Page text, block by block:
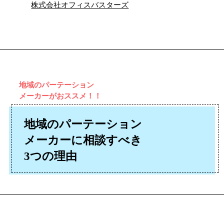
株式会社オフィスバスターズ
地域のパーテーション
メーカーがおススメ！！
地域のパーテーション
メーカーに相談すべき
3つの理由